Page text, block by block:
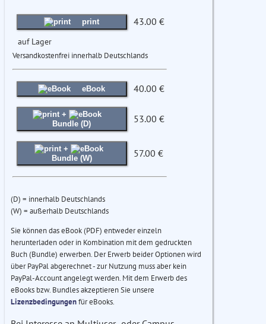
print 43.00 €
auf Lager
Versandkostenfrei innerhalb Deutschlands
eBook 40.00 €
+
Bundle (D)
53.00 €
+
Bundle (W)
57.00 €
(D) = innerhalb Deutschlands
(W) = außerhalb Deutschlands
Sie können das eBook (PDF) entweder einzeln
herunterladen oder in Kombination mit dem gedruckten
Buch (Bundle) erwerben. Der Erwerb beider Optionen wird
über PayPal abgerechnet - zur Nutzung muss aber kein
PayPal-Account angelegt werden. Mit dem Erwerb des
eBooks bzw. Bundles akzeptieren Sie unsere
Lizenzbedingungenfür eBooks.